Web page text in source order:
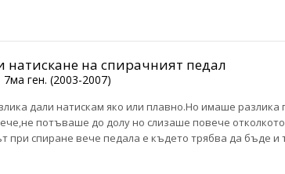
на спирачният педал
7ма ген. (2003-2007)
дали натискам яко или плавно.Но имаше разлика
потъваше до долу но слизаше повече
при спиране вече педала е където трябва да бъде